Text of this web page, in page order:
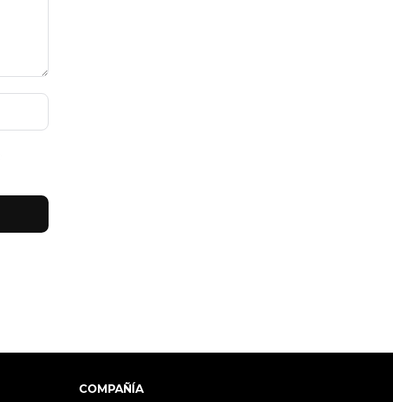
COMPAÑÍA